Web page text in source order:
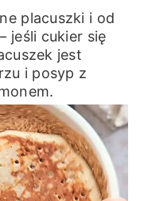
placuszki i od
jeśli cukier się
jest
i posyp z